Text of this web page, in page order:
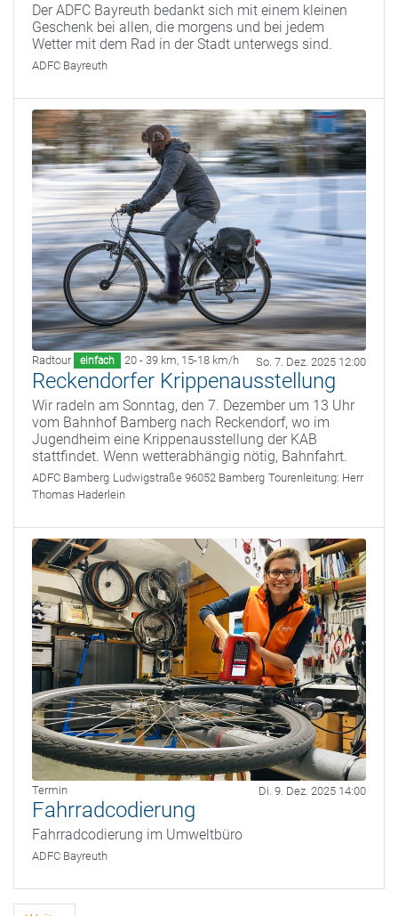
Der ADFC Bayreuth bedankt sich mit einem kleinen
Geschenk bei allen, die morgens und bei jedem
Wetter mit dem Rad in der Stadt unterwegs sind.
ADFC Bayreuth
Radtour einfach 20 - 39 km, 15-18 km/h So. 7. Dez. 2025 12:00
Reckendorfer Krippenausstellung
Wir radeln am Sonntag, den 7. Dezember um 13 Uhr
vom Bahnhof Bamberg nach Reckendorf, wo im
Jugendheim eine Krippenausstellung der KAB
stattfindet. Wenn wetterabhängig nötig, Bahnfahrt.
ADFC Bamberg Ludwigstraße 96052 Bamberg Tourenleitung: Herr
Thomas Haderlein
Termin Di. 9. Dez. 2025 14:00
Fahrradcodierung
Fahrradcodierung im Umweltbüro
ADFC Bayreuth